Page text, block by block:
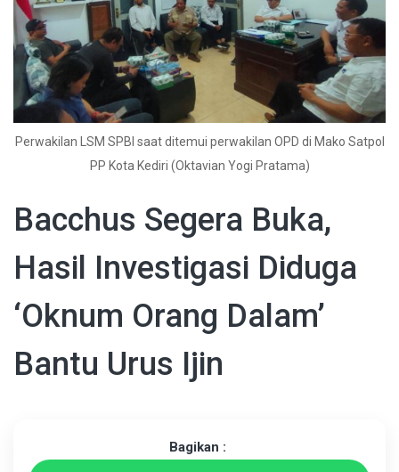
Perwakilan LSM SPBI saat ditemui perwakilan OPD di Mako Satpol
PP Kota Kediri (Oktavian Yogi Pratama)
Bacchus Segera Buka,
Hasil Investigasi Diduga
‘Oknum Orang Dalam’
Bantu Urus Ijin
Bagikan :